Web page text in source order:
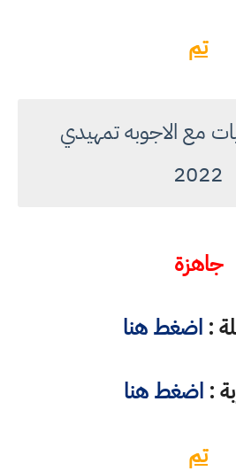
تم
مع الاجوبه تمهيدي
2022
جاهزة
: اضغط هنا
:اضغط هنا
تم